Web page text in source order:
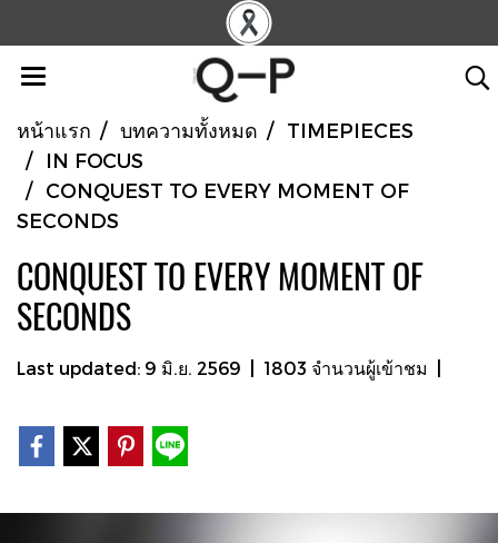
หน้าแรก บทความทั้งหมด
TIMEPIECES
IN FOCUS
CONQUEST TO EVERY MOMENT OF
SECONDS
CONQUEST TO EVERY MOMENT OF
SECONDS
Last updated: 9 มิ.ย. 2569 1803 จำนวนผู้เข้าชม